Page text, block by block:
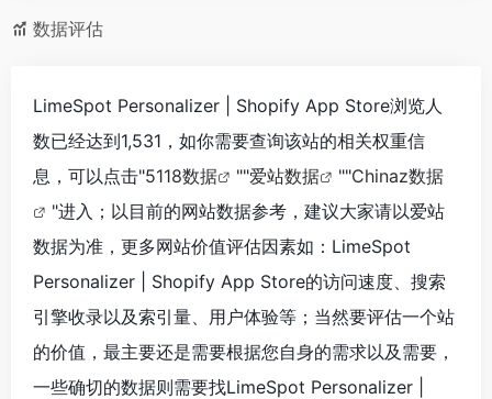
数据评估
LimeSpot Personalizer | Shopify App Store浏览人
数已经达到1,531，如你需要查询该站的相关权重信
息，可以点击"5118数据 ""爱站数据 ""Chinaz数据
"进入；以目前的网站数据参考，建议大家请以爱站
数据为准，更多网站价值评估因素如：LimeSpot
Personalizer | Shopify App Store的访问速度、搜索
引擎收录以及索引量、用户体验等；当然要评估一个站
的价值，最主要还是需要根据您自身的需求以及需要，
一些确切的数据则需要找LimeSpot Personalizer |